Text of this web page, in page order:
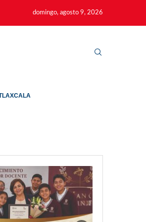
domingo, agosto 9, 2026